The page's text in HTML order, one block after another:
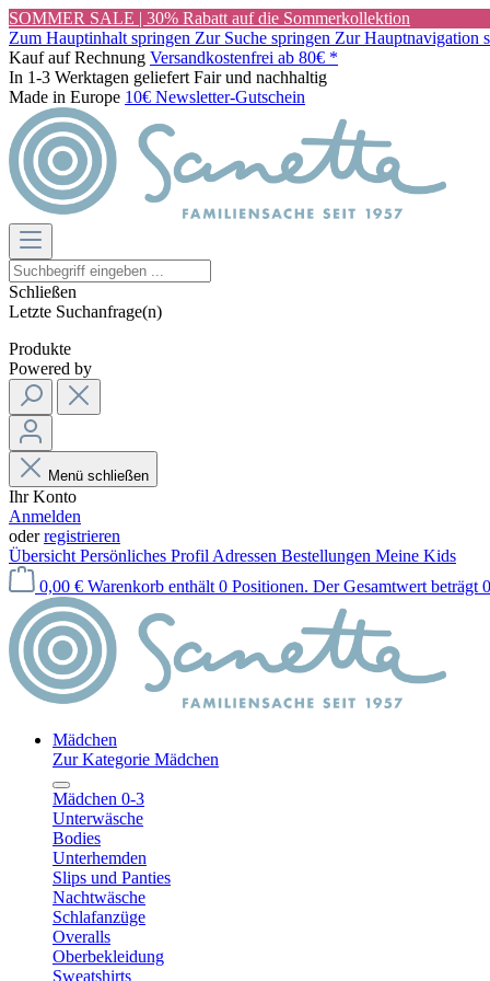
SOMMER SALE | 30% Rabatt auf die Sommerkollektion
Zum Hauptinhalt springen Zur Suche springen Zur Hauptnavigation
Kauf auf Rechnung Versandkostenfrei ab 80€ *
In 1-3 Werktagen geliefert Fair und nachhaltig
Made in Europe 10€ Newsletter-Gutschein
Schließen
Letzte Suchanfrage(n)
Produkte
Powered by
Menü schließen
Ihr Konto
Anmelden
oderregistrieren
Übersicht Persönliches Profil Adressen Bestellungen Meine Kids
0,00 € Warenkorb enthält 0 Positionen. Der Gesamtwert beträgt
Mädchen
Zur Kategorie Mädchen
Mädchen 0-3
Unterwäsche
Bodies
Unterhemden
Slips und Panties
Nachtwäsche
Schlafanzüge
Overalls
Oberbekleidung
Sweatshirts